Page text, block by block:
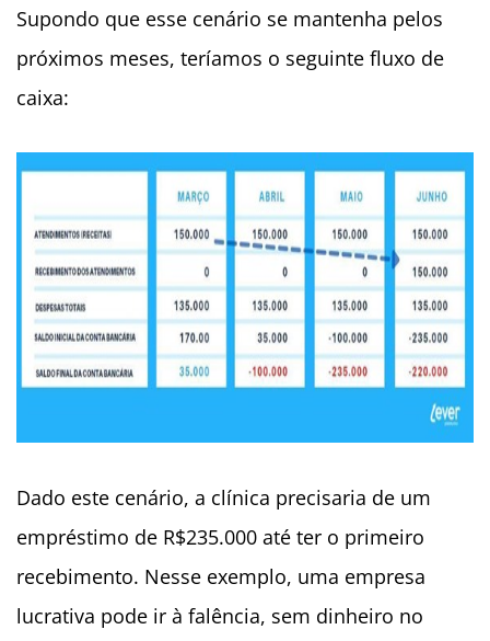
Supondo que esse cenário se mantenha pelos
próximos meses, teríamos o seguinte fluxo de
caixa:
Dado este cenário, a clínica precisaria de um
empréstimo de R$235.000 até ter o primeiro
recebimento. Nesse exemplo, uma empresa
lucrativa pode ir à falência, sem dinheiro no